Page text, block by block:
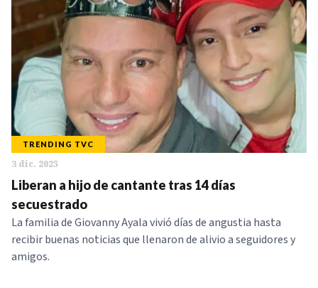
TRENDING TVC
3 dic. 2025
Liberan a hijo de cantante tras 14 días
secuestrado
La familia de Giovanny Ayala vivió días de angustia hasta
recibir buenas noticias que llenaron de alivio a seguidores y
amigos.